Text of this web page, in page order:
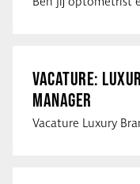
VACATURE:
MANAGER